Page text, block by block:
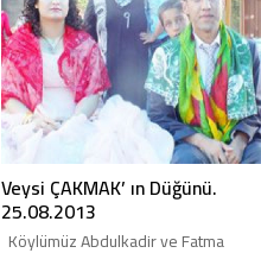
Veysi ÇAKMAK’ ın Düğünü.
25.08.2013
Köylümüz Abdulkadir ve Fatma